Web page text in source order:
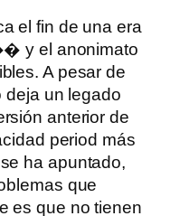
el fin de una era
y el anonimato
A pesar de
deja un legado
anterior de
period más
ha apuntado,
que
es que no tienen